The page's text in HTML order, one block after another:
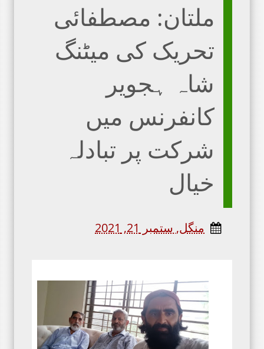
ملتان: مصطفائی
تحریک کی میٹنگ
شاہ ہجویر
کانفرنس میں
شرکت پر تبادلہ
خیال
منگل, ستمبر 21, 2021